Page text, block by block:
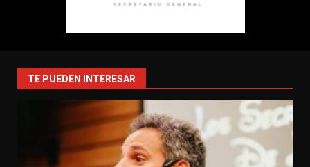
TE PUEDEN INTERESAR